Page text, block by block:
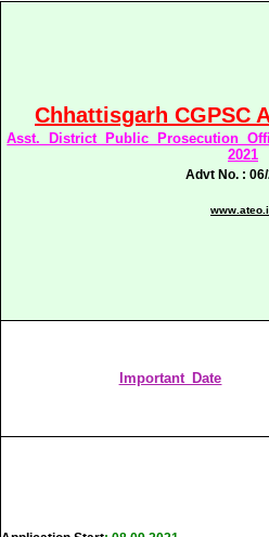
Chhattisgarh CGPSC
Asst. District Public Prosecution
2021
Advt No. :
Important Date